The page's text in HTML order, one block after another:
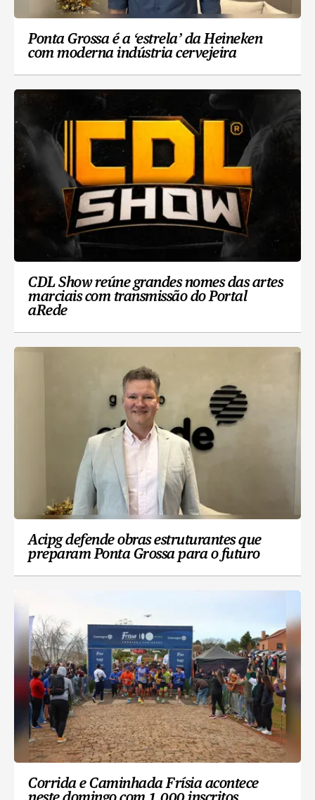
Ponta Grossa é a ‘estrela’ da Heineken
com moderna indústria cervejeira
CDL Show reúne grandes nomes das artes
marciais com transmissão do Portal
aRede
Acipg defende obras estruturantes que
preparam Ponta Grossa para o futuro
Corrida e Caminhada Frísia acontece